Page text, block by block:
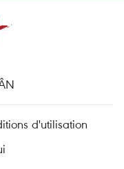
d'utilisation